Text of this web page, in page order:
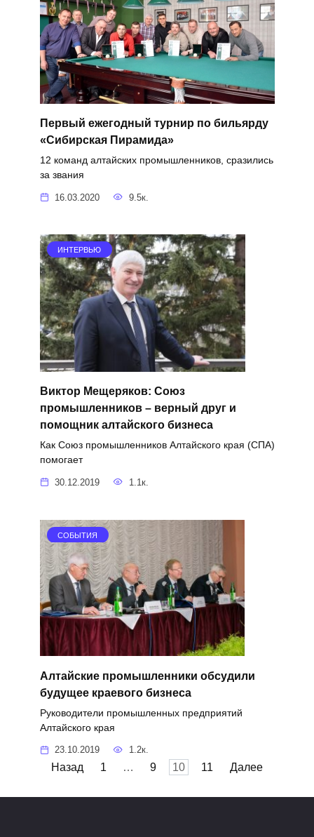
Первый ежегодный турнир по бильярду
«Сибирская Пирамида»
12 команд алтайских промышленников, сразились
за звания
16.03.2020 9.5к.
ИНТЕРВЬЮ
Виктор Мещеряков: Союз
промышленников – верный друг и
помощник алтайского бизнеса
Как Союз промышленников Алтайского края (СПА)
помогает
30.12.2019 1.1к.
СОБЫТИЯ
Алтайские промышленники обсудили
будущее краевого бизнеса
Руководители промышленных предприятий
Алтайского края
23.10.2019 1.2к.
Пагинация
Назад 1 … 9 10 11 Далее